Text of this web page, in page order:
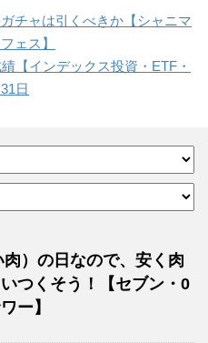
チャは引くべきか【シャニマ
ェス】
【インデックス投資・ETF・
日
肉）の日なので、安く肉
つくそう！【セブン・0
ー】